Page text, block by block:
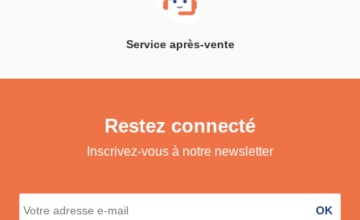
Service après-vente
Restez connecté
Inscrivez-vous à notre newsletter
OK